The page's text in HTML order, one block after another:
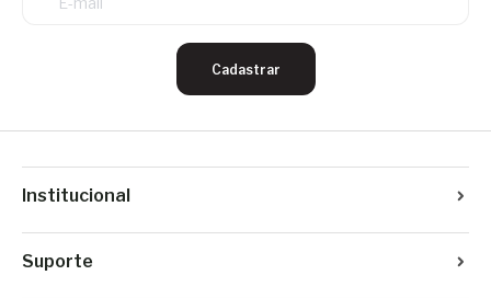
Cadastrar
Institucional
Suporte